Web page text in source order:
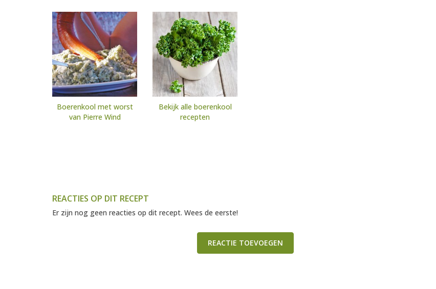
Boerenkool met worst
van Pierre Wind
Bekijk alle boerenkool
recepten
REACTIES OP DIT RECEPT
Er zijn nog geen reacties op dit recept. Wees de eerste!
REACTIE TOEVOEGEN